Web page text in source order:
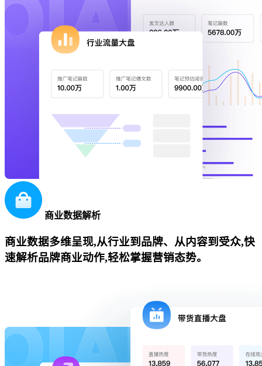
商业数据解析
商业数据多维呈现,从行业到品牌、从内容到受众,快
速解析品牌商业动作,轻松掌握营销态势。